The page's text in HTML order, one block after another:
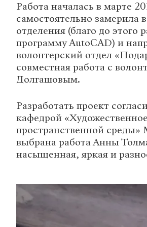
Работа началась в марте
самостоятельно замерила
отделения (благо до
программу AutoCAD) и
волонтерский отдел
совместная работа с
Долгашовым.
Разработать проект
кафедрой
пространственной
выбрана работа Анны
насыщенная, яркая и